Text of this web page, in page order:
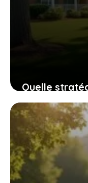
Quelle
immobilier
5 options
10 mai 2026